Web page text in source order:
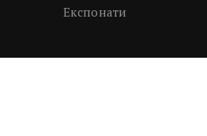
Експонати